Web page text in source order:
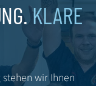
KLARE
wir Ihnen